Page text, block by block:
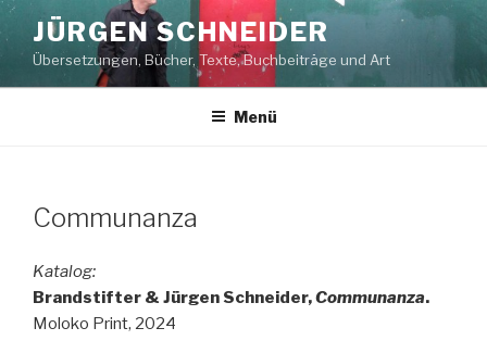
Zum
Inhalt
springen
JÜRGEN SCHNEIDER
Übersetzungen, Bücher, Texte, Buchbeiträge und Art
Menü
Communanza
Katalog:
Brandstifter & Jürgen Schneider,Communanza.
Moloko Print, 2024